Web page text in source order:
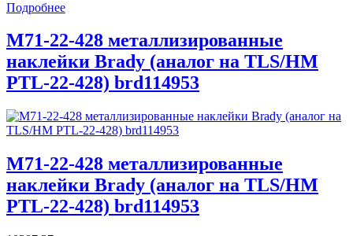
Подробнее
M71-22-428 металлизированные
наклейки Brady (аналог на TLS/HM
PTL-22-428) brd114953
M71-22-428 металлизированные
наклейки Brady (аналог на TLS/HM
PTL-22-428) brd114953